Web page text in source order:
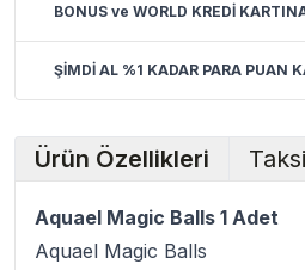
BONUS ve WORLD KREDİ
ŞİMDİ AL %1 KADAR PARA PUAN
Ürün Özellikleri
Aquael Magic Balls 1 Adet
Aquael Magic Balls